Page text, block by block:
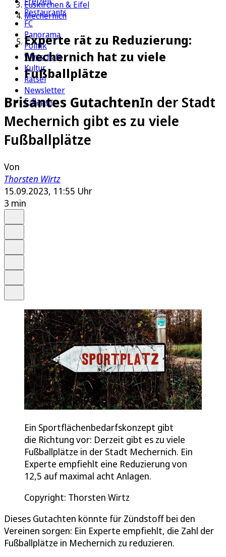
Restaurants
FC
Panorama
Politik
Wirtschaft
Kultur
Rätsel
Newsletter
E-Paper
Euskirchen & Eifel
Mechernich
Experte rät zu Reduzierung:
Mechernich hat zu viele
Fußballplätze
Brisantes GutachtenIn der Stadt
Mechernich gibt es zu viele
Fußballplätze
Von
Thorsten Wirtz
15.09.2023, 11:55 Uhr
3 min
Ein Sportflächenbedarfskonzept gibt
die Richtung vor: Derzeit gibt es zu viele
Fußballplätze in der Stadt Mechernich. Ein
Experte empfiehlt eine Reduzierung von
12,5 auf maximal acht Anlagen.
Copyright: Thorsten Wirtz
Dieses Gutachten könnte für Zündstoff bei den
Vereinen sorgen: Ein Experte empfiehlt, die Zahl der
Fußballplätze in Mechernich zu reduzieren.